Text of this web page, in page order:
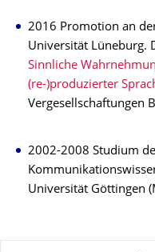
2016 Promotion an
Universität Lüneburg.
Sinnliche
(re-)produzierter
Vergesellschaftungen
2002-2008 Studium
Universität Göttingen